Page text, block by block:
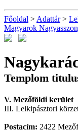
Főoldal > Adattár>
Magyarok
Templom
V. Mezőföldi kerület
III. Lelkipásztori
Postacím: 2422